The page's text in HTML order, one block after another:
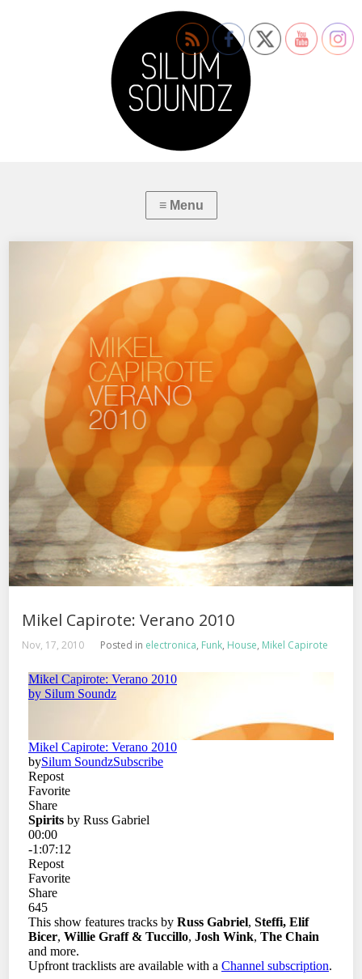
Mikel Capirote: Verano 2010
Nov, 17, 2010 Posted in electronica, Funk, House, Mikel Capirote